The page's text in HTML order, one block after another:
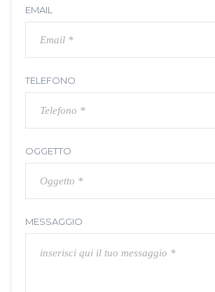
EMAIL
TELEFONO
OGGETTO
MESSAGGIO